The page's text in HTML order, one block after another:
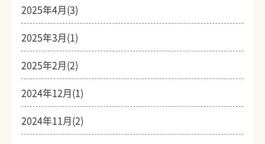
2025年4月(3)
2025年3月(1)
2025年2月(2)
2024年12月(1)
2024年11月(2)